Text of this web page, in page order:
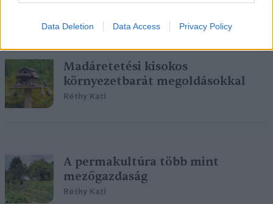
Data Deletion Data Access Privacy Policy
Madáretetési kisokos
környezetbarát megoldásokkal
Réthy Kati
A permakultúra több mint
mezőgazdaság
Réthy Kati